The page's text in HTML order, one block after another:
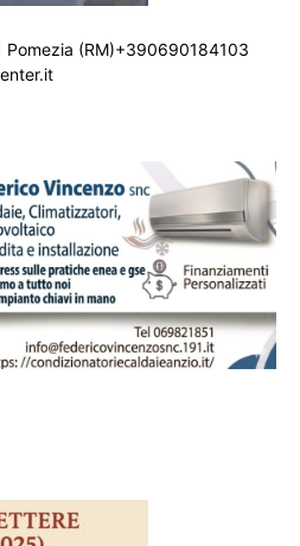
Pomezia (RM)+390690184103